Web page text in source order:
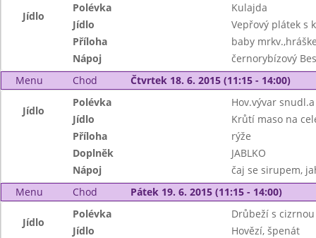
Jídlo
Polévka
Kulajda
Jídlo
Vepřový plátek s
Příloha
baby
Nápoj
černorybízový
Menu
Chod Čtvrtek 18. 6. 2015 (11:15 - 14:00)
Jídlo
Polévka
Hov.vývar
Jídlo
Krůtí maso na
Příloha
rýže
Doplněk
JABLKO
Nápoj
čaj se sirupem,
Menu
Chod Pátek 19. 6. 2015 (11:15 - 14:00)
Jídlo
Polévka
Drůbeží s cizrnou
Jídlo
Hovězí, špenát